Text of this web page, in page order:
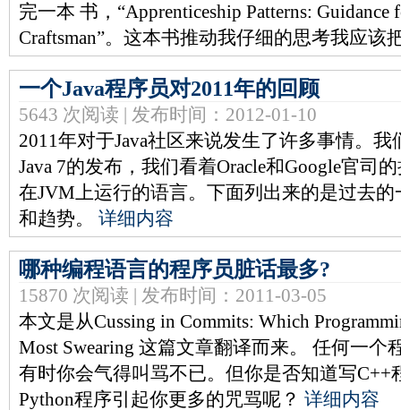
完一本 书，“Apprenticeship Patterns: Guidance
Craftsman”。这本书推动我仔细的思考我应该
一个Java程序员对2011年的回顾
5643 次阅读 | 发布时间：2012-01-10
2011年对于Java社区来说发生了许多事情。
Java 7的发布，我们看着Oracle和Google官司
在JVM上运行的语言。下面列出来的是过去
和趋势。 详细内容
哪种编程语言的程序员脏话最多?
15870 次阅读 | 发布时间：2011-03-05
本文是从Cussing in Commits: Which
Most Swearing 这篇文章翻译而来。 任何一个
有时你会气得叫骂不已。但你是否知道写C++
Python程序引起你更多的咒骂呢？ 详细内容